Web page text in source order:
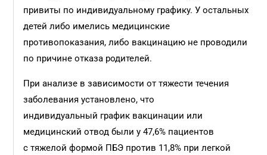
привиты по индивидуальному графику. У остальных
детей либо имелись медицинские
противопоказания, либо вакцинацию не проводили
по причине отказа родителей.
При анализе в зависимости от тяжести течения
заболевания установлено, что
индивидуальный график вакцинации или
медицинский отвод были у 47,6% пациентов
с тяжелой формой ПБЭ против 11,8% при легкой